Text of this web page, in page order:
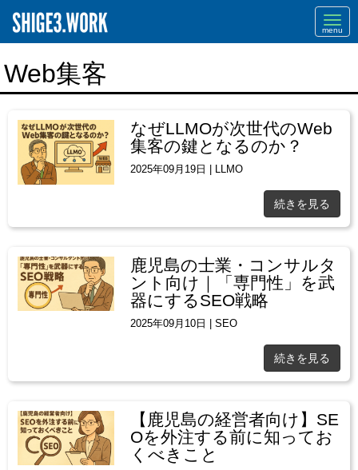
Web集客
なぜLLMOが次世代のWeb
集客の鍵となるのか？
2025年09月19日 LLMO
続きを見る
鹿児島の士業・コンサルタ
ント向け｜「専門性」を武
器にするSEO戦略
2025年09月10日 |SEO
続きを見る
【鹿児島の経営者向け】SE
Oを外注する前に知ってお
くべきこと